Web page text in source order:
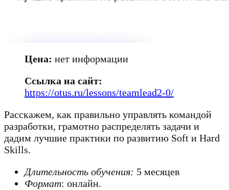
Цена: нет информации
Ссылка на сайт:
https://otus.ru/lessons/teamlead2-0/
Расскажем, как правильно управлять командой
разработки, грамотно распределять задачи и
дадим лучшие практики по развитию Soft и Hard
Skills.
Длительность обучения: 5 месяцев
Формат: онлайн.